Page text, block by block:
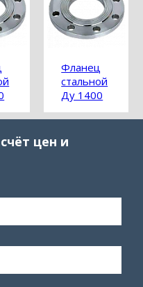
Фланец
стальной
Ду 1400
цен и